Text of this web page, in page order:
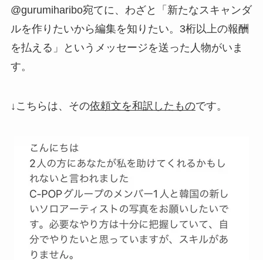
@gurumiharibo宛てに、わざと「新たなスキャンダ
ルを作りたいから編集を知りたい。3桁以上の報酬
を払える」というメッセージを送った人物がいま
す。
↓こちらは、その依頼文を和訳したものです。